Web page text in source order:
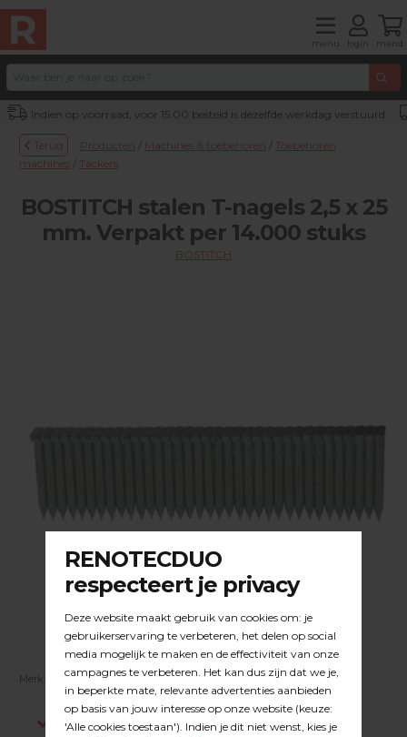
menu login mand
Indien op voorraad, voor 15:00 besteld is dezelfde werkdag verstuurd
Terug Producten / Machines & toebehoren / Toebehoren
machines / Tackers
BOSTITCH stalen T-nagels 2,5 x 25
mm. Verpakt per 14.000 stuks
BOSTITCH
Merk: BOSTITCH| Artikelnummer: 20.01BOSTITCH STALEN T-NA
Indien op voorraad, voor 15:00 besteld is